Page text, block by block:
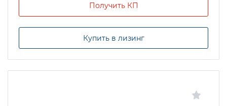
Получить КП
Купить в лизинг